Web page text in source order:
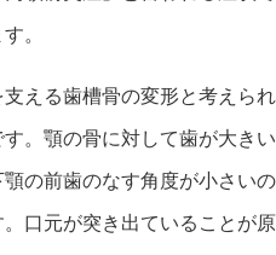
。
支える歯槽骨の変形と考えら
。顎の骨に対して歯が大き
の前歯のなす角度が小さい
口元が突き出ていることが